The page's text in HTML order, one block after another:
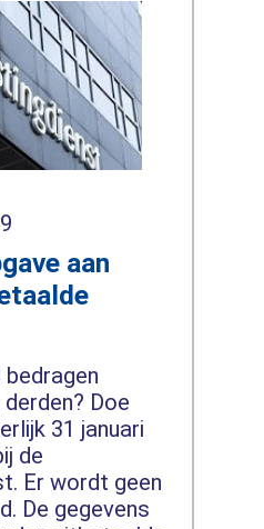
aan
bedragen
Doe
31 januari
de
Er wordt geen
De gegevens